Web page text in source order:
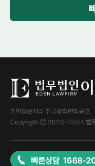
개인정보처리 취급방침면책공고
Copyright ⓒ 2023~2024 법무
빠른상담 1668-